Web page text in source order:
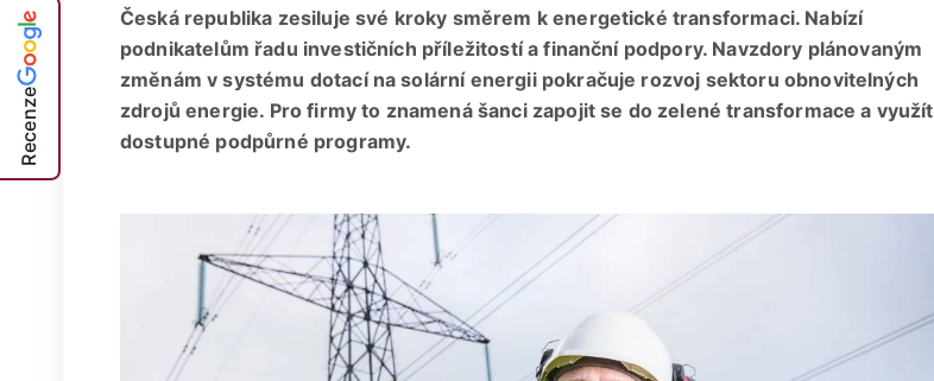
Recenze
Česká republika zesiluje své kroky směrem k energetické transformaci. Nabízí
podnikatelům řadu investičních příležitostí a finanční podpory. Navzdory plánovaným
změnám v systému dotací na solární energii pokračuje rozvoj sektoru obnovitelných
zdrojů energie. Pro firmy to znamená šanci zapojit se do zelené transformace a využít
dostupné podpůrné programy.